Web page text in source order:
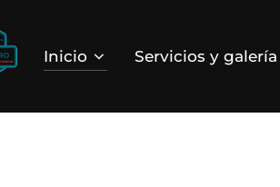
Inicio Servicios y galería